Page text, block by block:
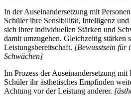
In der Auseinandersetzung mit
Schüler ihre Sensibilität, Intelligenz
sich ihrer individuellen Stärken und
damit umzugehen. Gleichzeitig stärken
Leistungsbereitschaft. [Bewusstsein für
Schwächen]
Im Prozess der Auseinandersetzung
Schüler ihr ästhetisches Empfinden
Achtung vor der Leistung anderer.